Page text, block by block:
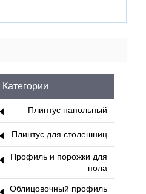
Категории
Плинтус напольный
Плинтус для столешниц
Профиль и порожки для
пола
Облицовочный профиль